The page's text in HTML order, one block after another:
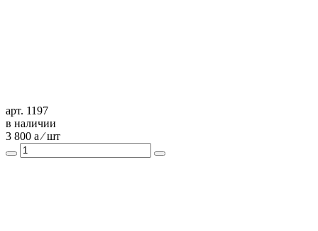
арт. 1197
в наличии
3 800 a ⁄ шт